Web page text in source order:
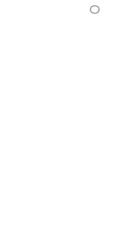
ㅇ